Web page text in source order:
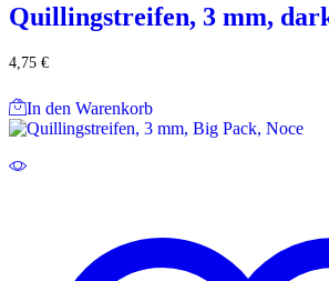
Quillingstreifen, 3 mm,
4,75 €
In den Warenkorb